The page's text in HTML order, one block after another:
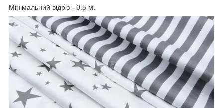
Мінімальний відріз - 0.5 м.